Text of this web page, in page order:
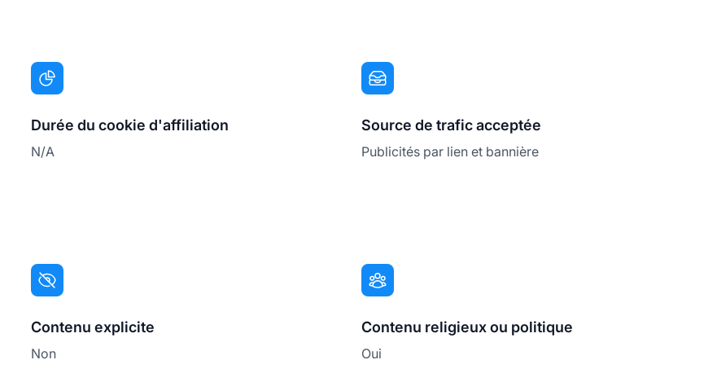
Durée du cookie d'affiliation
N/A
Source de trafic acceptée
Publicités par lien et bannière
Contenu explicite
Non
Contenu religieux ou politique
Oui